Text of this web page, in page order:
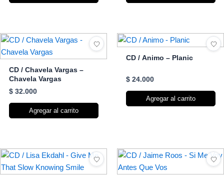
CD / Chavela Vargas –
Chavela Vargas
$32.000
Agregar al carrito
CD / Animo – Planic
$24.000
Agregar al carrito